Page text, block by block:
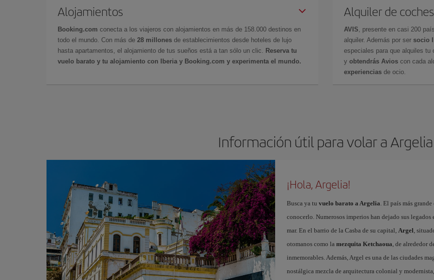
Alojamientos
Booking.com conecta a los viajeros con alojamientos en más de 158.000 destinos en
todo el mundo. Con más de 28 millones de establecimientos desde hoteles de lujo
hasta apartamentos, el alojamiento de tus sueños está a tan sólo un clic.
Reserva tu
vuelo barato y tu alojamiento con Iberia y Booking.com y experimenta el mundo.
Alquiler de coches
AVIS , presente en casi 200
alquiler. Además por ser socio
especiales para que alquiles tu
y obtendrás Avios con cada
experiencias de ocio.
Información útil para volar a Argelia
¡Hola, Argelia!
Busca ya tu vuelo barato a Argelia . El país más
conocerlo. Numerosos imperios han dejado sus
mar. En el barrio de la Casba de su capital, Argel ,
otomanos como la mezquita Ketchaoua , de alrededor
inmemorables. Además, Argel es una de las ciudades
nostálgica mezcla de arquitectura colonial y